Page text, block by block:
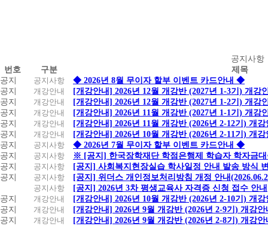
지
사
항
공지사항
번호
구분
제목
공지
공지사항
◆ 2026년 8월 무이자 할부 이벤트 카드안내 ◆
공지
개강안내
[개강안내] 2026년 12월 개강반 (2027년 1-3기) 개강
공지
개강안내
[개강안내] 2026년 12월 개강반 (2027년 1-2기) 개강
공지
개강안내
[개강안내] 2026년 11월 개강반 (2027년 1-1기) 개강
공지
개강안내
[개강안내] 2026년 11월 개강반 (2026년 2-12기) 개강
공지
개강안내
[개강안내] 2026년 10월 개강반 (2026년 2-11기) 개강
공지
공지사항
◆ 2026년 7월 무이자 할부 이벤트 카드안내 ◆
공지
공지사항
※ [공지] 한국장학재단 학점은행제 학습자 학자금
공지
공지사항
[공지] 사회복지현장실습 학사일정 안내 발송 방식
공지
공지사항
[공지] 위더스 개인정보처리방침 개정 안내
공지사항
[공지] 2026년 3차 평생교육사 자격증 신청 접수 안내
공지
개강안내
[개강안내] 2026년 10월 개강반 (2026년 2-10기) 개강
공지
개강안내
[개강안내] 2026년 9월 개강반 (2026년 2-9기) 개강안
공지
개강안내
[개강안내] 2026년 9월 개강반 (2026년 2-8기) 개강안